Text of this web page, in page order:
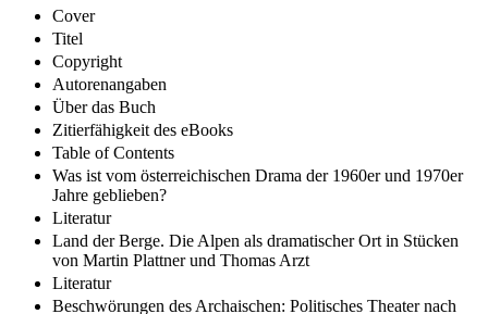
Cover
Titel
Copyright
Autorenangaben
Über das Buch
Zitierfähigkeit des eBooks
Table of Contents
Was ist vom österreichischen Drama der 1960er und 1970er
Jahre geblieben?
Literatur
Land der Berge. Die Alpen als dramatischer Ort in Stücken
von Martin Plattner und Thomas Arzt
Literatur
Beschwörungen des Archaischen: Politisches Theater nach